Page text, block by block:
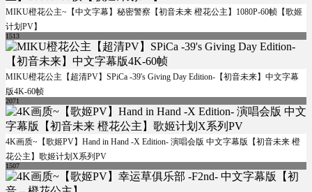
MIKU橙花公主~【中文字幕】秘密警察【初音未来 橙花公主】1080P-60帧【歌姬
计划PV】
1513
MIKU橙花公主【超清PV】SPiCa -39's Giving Day Edition-【初音未来】中文字幕
版4K-60帧
2071
4K画质~【歌姬PV】Hand in Hand -X Edition- 演唱会版 中文字幕版【初音未来 橙
花公主】歌姬计划X系列PV
1507